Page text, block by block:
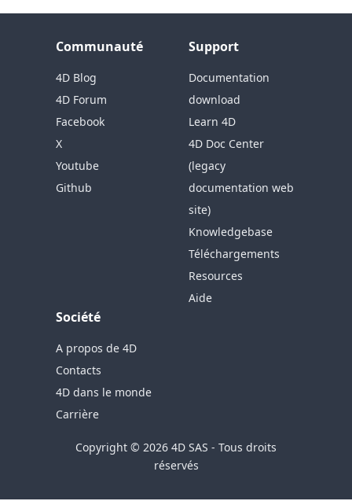
Communauté
4D Blog
4D Forum
Facebook
X
Youtube
Github
Support
Documentation
download
Learn 4D
4D Doc Center
(legacy
documentation web
site)
Knowledgebase
Téléchargements
Resources
Aide
Société
A propos de 4D
Contacts
4D dans le monde
Carrière
Copyright © 2026 4D SAS - Tous droits
réservés